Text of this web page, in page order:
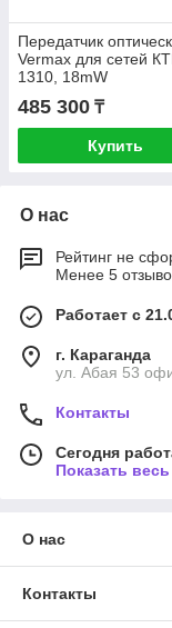
Передатчик
Vermax для сетей
1310, 18mW
485 300 ₸
Купить
О нас
Рейтинг не
Менее 5
Работает с
г. Караганда
ул. Абая 53
Контакты
Сегодня
Показать
О нас
Контакты